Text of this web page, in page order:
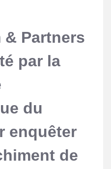
& Partners
par la
du
enquêter
de